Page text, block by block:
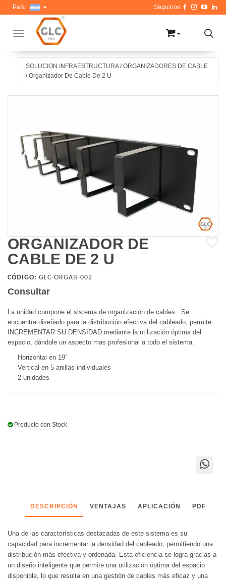
Toggle navigation
País:
SOLUCION INFRAESTRUCTURA/ORGANIZADORES DE CABLE
/ Organizador De Cable De 2 U
ORGANIZADOR DE
CABLE DE 2 U
CÓDIGO: GLC-ORGAB-002
Consultar
La unidad compone el sistema de organización de cables. Se
encuentra diseñado para la distribución efectiva del cableado; permite
INCREMENTAR SU DENSIDAD mediante la utilización óptima del
espacio, dándole un aspecto mas profesional a todo el sistema.
Horizontal en 19”
Vertical en 5 anillas individuales
2 unidades
Producto con Stock
DESCRIPCIÓN VENTAJAS APLICACIÓN PDF
Una de las características destacadas de este sistema es su
capacidad para incrementar la densidad del cableado, permitiendo una
distribución más efectiva y ordenada. Esta eficiencia se logra gracias a
un diseño inteligente que permite una utilización óptima del espacio
disponible, lo que resulta en una gestión de cables más eficaz y una